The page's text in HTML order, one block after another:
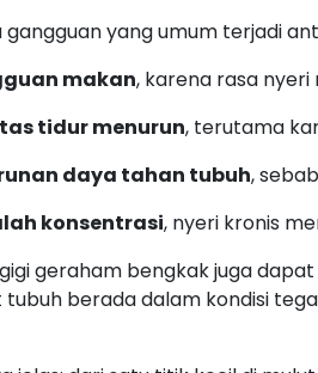
yang umum terjadi
makan, karena rasa
tidur menurun, terutama
daya tahan tubuh,
konsentrasi, nyeri kronis
gigi geraham bengkak juga
berada dalam kondisi